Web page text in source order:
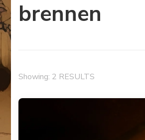
brennen
Showing: 2 RESULTS